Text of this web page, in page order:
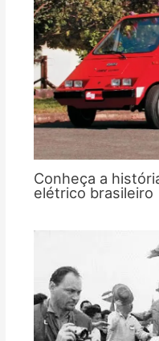
Conheça a
elétrico brasileiro